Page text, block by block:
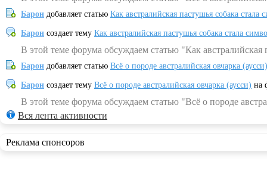
Барон добавляет статью Как австралийская пастушья собака
Барон создает тему Как австралийская пастушья собака стала
В этой теме форума обсуждаем статью "Как
Барон добавляет статью Всё о породе австралийская овчарка (аусси)
Барон создает тему Всё о породе австралийская овчарка (аусси) на
В этой теме форума обсуждаем статью "Всё о породе
Вся лента активности
Реклама спонсоров